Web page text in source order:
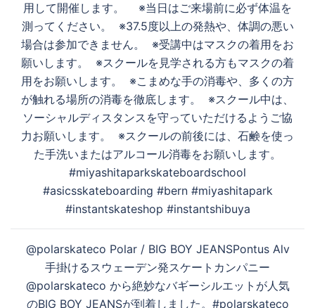
用して開催します。 ※当日はご来場前に必ず体温を
測ってください。 ※37.5度以上の発熱や、体調の悪い
場合は参加できません。 ※受講中はマスクの着用をお
願いします。 ※スクールを見学される方もマスクの着
用をお願いします。 ※こまめな手の消毒や、多くの方
が触れる場所の消毒を徹底します。 ※スクール中は、
ソーシャルディスタンスを守っていただけるようご協
力お願いします。 ※スクールの前後には、石鹸を使っ
た手洗いまたはアルコール消毒をお願いします。
#miyashitaparkskateboardschool
#asicsskateboarding #bern #miyashitapark
#instantskateshop #instantshibuya
@polarskateco Polar / BIG BOY JEANSPontus Alv
手掛けるスウェーデン発スケートカンパニー
@polarskateco から絶妙なバギーシルエットが人気
のBIG BOY JEANSが到着しました。#polarskateco